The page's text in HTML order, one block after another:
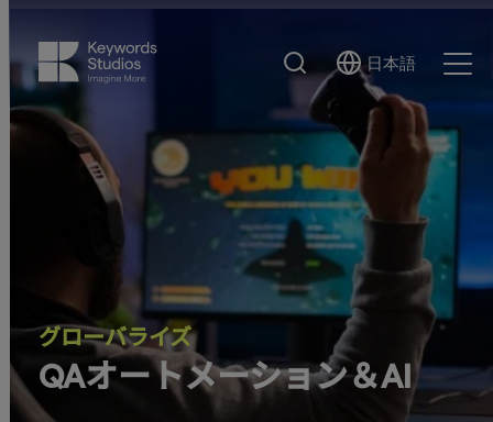
検
Select
Language
日本語
グローバライズ
QAオートメーション＆AI